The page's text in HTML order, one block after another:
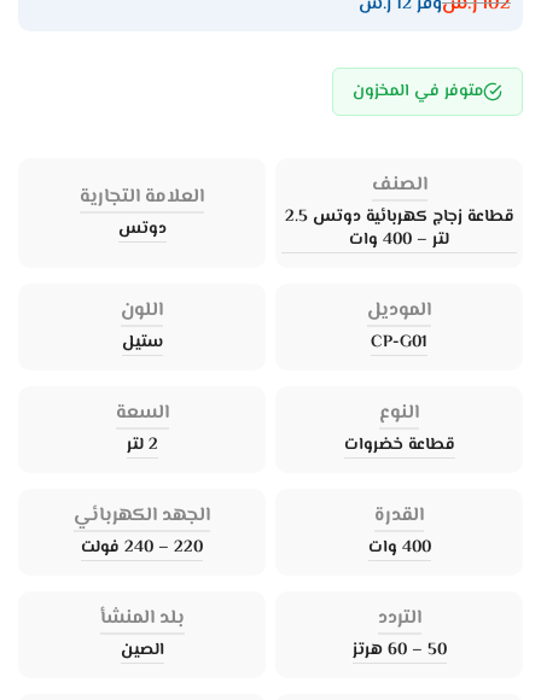
متوفر في المخزون
الصنف
قطاعة زجاج كهربائية دوتس 2.5
لتر – 400 وات
العلامة التجارية
دوتس
الموديل
CP-G01
اللون
ستيل
النوع
قطاعة خضروات
السعة
2 لتر
القدرة
400 وات
الجهد الكهربائي
220 – 240 فولت
التردد
50 – 60 هرتز
بلد المنشأ
الصين